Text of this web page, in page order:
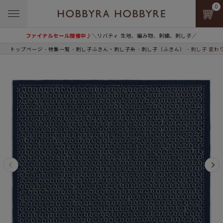
ファイナルセール開催中♪＼リバティ 生地、編み物、刺繍、刺し子／
0
トップページ 特集一覧 刺し子ふきん・刺し子糸 刺し子（ふきん） 刺し子 変わ